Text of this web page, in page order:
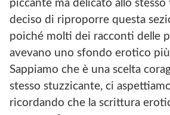
piccante ma delicato allo
deciso di riproporre questa
poiché molti dei racconti delle
avevano uno sfondo erotico
Sappiamo che è una scelta
stesso stuzzicante, ci
ricordando che la scrittura